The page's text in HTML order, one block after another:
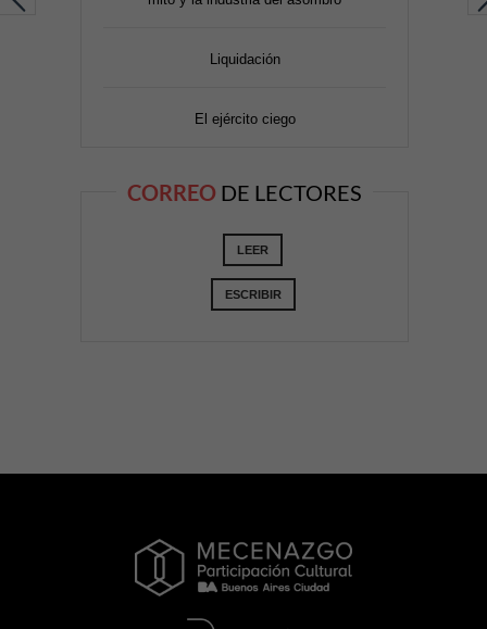
Liquidación
El ejército ciego
CORREO DE LECTORES
LEER
ESCRIBIR